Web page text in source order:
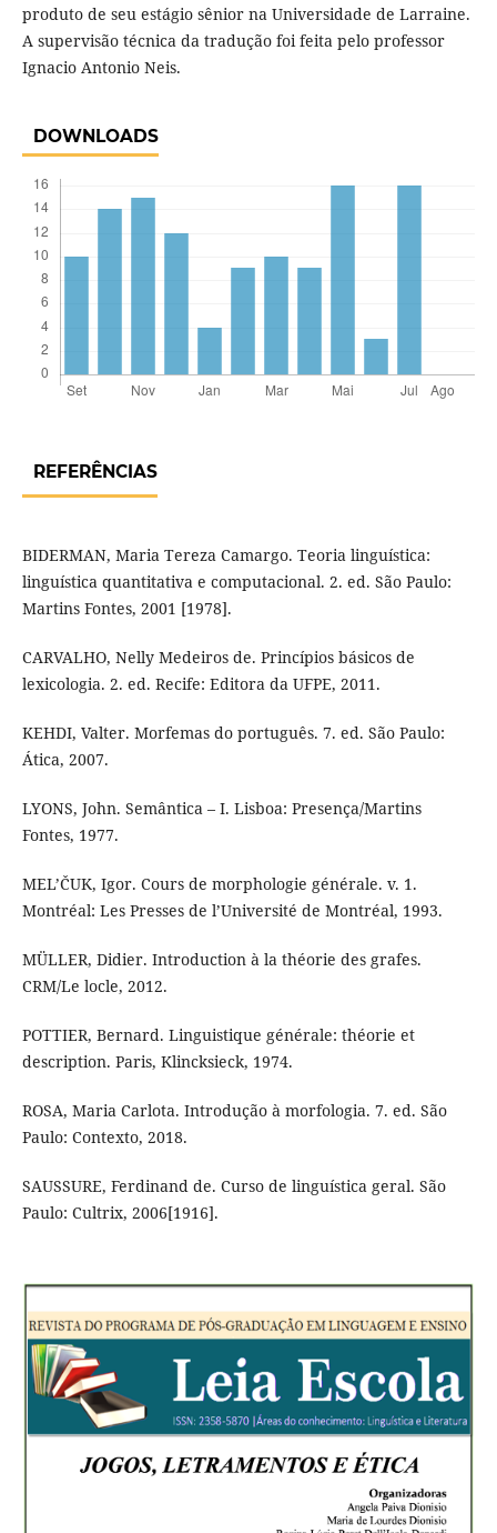
produto de seu estágio sênior na Universidade de Larraine.
A supervisão técnica da tradução foi feita pelo professor
Ignacio Antonio Neis.
DOWNLOADS
REFERÊNCIAS
BIDERMAN, Maria Tereza Camargo. Teoria linguística:
linguística quantitativa e computacional. 2. ed. São Paulo:
Martins Fontes, 2001 [1978].
CARVALHO, Nelly Medeiros de. Princípios básicos de
lexicologia. 2. ed. Recife: Editora da UFPE, 2011.
KEHDI, Valter. Morfemas do português. 7. ed. São Paulo:
Ática, 2007.
LYONS, John. Semântica – I. Lisboa: Presença/Martins
Fontes, 1977.
MEL’ČUK, Igor. Cours de morphologie générale. v. 1.
Montréal: Les Presses de l’Université de Montréal, 1993.
MÜLLER, Didier. Introduction à la théorie des grafes.
CRM/Le locle, 2012.
POTTIER, Bernard. Linguistique générale: théorie et
description. Paris, Klincksieck, 1974.
ROSA, Maria Carlota. Introdução à morfologia. 7. ed. São
Paulo: Contexto, 2018.
SAUSSURE, Ferdinand de. Curso de linguística geral. São
Paulo: Cultrix, 2006[1916].